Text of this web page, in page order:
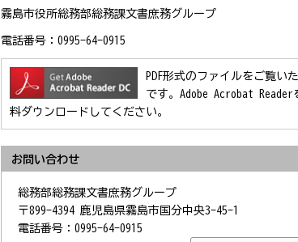
霧島市役所総務部総務課文書庶務グループ
電話番号：0995-64-0915
PDF形式のファイルをご覧い
です。Adobe Acrobat
料ダウンロードしてください。
お問い合わせ
総務部総務課文書庶務グループ
〒899-4394 鹿児島県霧島市国分中央3-45-1
電話番号：0995-64-0915